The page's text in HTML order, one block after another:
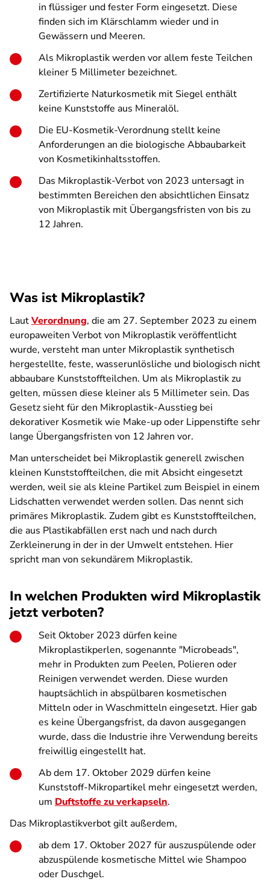
in flüssiger und fester Form eingesetzt. Diese
finden sich im Klärschlamm wieder und in
Gewässern und Meeren.
Als Mikroplastik werden vor allem feste Teilchen
kleiner 5 Millimeter bezeichnet.
Zertifizierte Naturkosmetik mit Siegel enthält
keine Kunststoffe aus Mineralöl.
Die EU-Kosmetik-Verordnung stellt keine
Anforderungen an die biologische Abbaubarkeit
von Kosmetikinhaltsstoffen.
Das Mikroplastik-Verbot von 2023 untersagt in
bestimmten Bereichen den absichtlichen Einsatz
von Mikroplastik mit Übergangsfristen von bis zu
12 Jahren.
Was ist Mikroplastik?
LautVerordnung, die am 27. September 2023 zu einem
europaweiten Verbot von Mikroplastik veröffentlicht
wurde, versteht man unter Mikroplastik synthetisch
hergestellte, feste, wasserunlösliche und biologisch nicht
abbaubare Kunststoffteilchen. Um als Mikroplastik zu
gelten, müssen diese kleiner als 5 Millimeter sein. Das
Gesetz sieht für den Mikroplastik-Ausstieg bei
dekorativer Kosmetik wie Make-up oder Lippenstifte sehr
lange Übergangsfristen von 12 Jahren vor.
Man unterscheidet bei Mikroplastik generell zwischen
kleinen Kunststoffteilchen, die mit Absicht eingesetzt
werden, weil sie als kleine Partikel zum Beispiel in einem
Lidschatten verwendet werden sollen. Das nennt sich
primäres Mikroplastik. Zudem gibt es Kunststoffteilchen,
die aus Plastikabfällen erst nach und nach durch
Zerkleinerung in der in der Umwelt entstehen. Hier
spricht man von sekundärem Mikroplastik.
In welchen Produkten wird Mikroplastik
jetzt verboten?
Seit Oktober 2023 dürfen keine
Mikroplastikperlen, sogenannte "Microbeads",
mehr in Produkten zum Peelen, Polieren oder
Reinigen verwendet werden. Diese wurden
hauptsächlich in abspülbaren kosmetischen
Mitteln oder in Waschmitteln eingesetzt. Hier gab
es keine Übergangsfrist, da davon ausgegangen
wurde, dass die Industrie ihre Verwendung bereits
freiwillig eingestellt hat.
Ab dem 17. Oktober 2029 dürfen keine
Kunststoff-Mikropartikel mehr eingesetzt werden,
um Duftstoffe zu verkapseln.
Das Mikroplastikverbot gilt außerdem,
ab dem 17. Oktober 2027 für auszuspülende oder
abzuspülende kosmetische Mittel wie Shampoo
oder Duschgel.